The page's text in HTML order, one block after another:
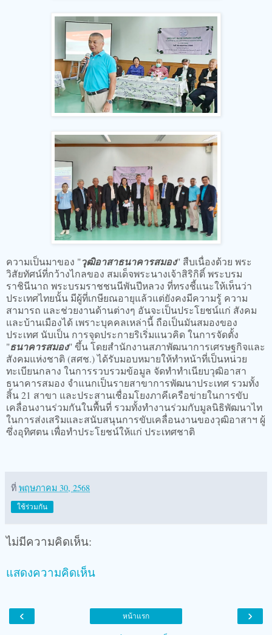
ความเป็นมาของ "วุฒิอาสาธนาคารสมอง" สืบเนื่องด้วย พระ
วิสัยทัศน์ที่กว้างไกลของ สมเด็จพระนางเจ้าสิริกิติ์ พระบรม
ราชินีนาถ พระบรมราชชนนีพันปีหลวง ที่ทรงชี้แนะให้เห็นว่า
ประเทศไทยนั้น มีผู้ที่เกษียณอายุแล้วแต่ยังคงมีความรู้ ความ
สามารถ และช่วยงานด้านต่างๆ อันจะเป็นประโยชน์แก่ สังคม
และบ้านเมืองได้ เพราะบุคคลเหล่านี้ ถือเป็นมันสมองของ
ประเทศ นับเป็น การจุดประกายริเริ่มแนวคิด ในการจัดตั้ง
"ธนาคารสมอง" ขึ้น โดยสำนักงานสภาพัฒนาการเศรษฐกิจและ
สังคมแห่งชาติ (สศช.) ได้รับมอบหมายให้ทำหน้าที่เป็นหน่วย
ทะเบียนกลาง ในการรวบรวมข้อมูล จัดทำทำเนียบวุฒิอาสา
ธนาคารสมอง จำแนกเป็นรายสาขาการพัฒนาประเทศ รวมทั้ง
สิ้น 21 สาขา และประสานเชื่อมโยงภาคีเครือข่ายในการขับ
เคลื่อนงานร่วมกันในพื้นที่ รวมทั้งทำงานร่วมกับมูลนิธิพัฒนาไท
ในการส่งเสริมและสนับสนุนการขับเคลื่อนงานของวุฒิอาสาฯ ผู้
ซึ่งอุทิศตน เพื่อทำประโยชน์ให้แก่ ประเทศชาติ
ที่ พฤษภาคม 30, 2568
ใช้ร่วมกัน
ไม่มีความคิดเห็น:
แสดงความคิดเห็น
‹ ›
หน้าแรก